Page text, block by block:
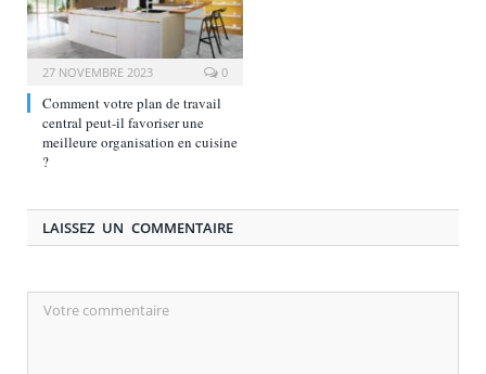
27 NOVEMBRE 2023 0
Comment votre plan de travail
central peut-il favoriser une
meilleure organisation en cuisine
?
LAISSEZ UN COMMENTAIRE